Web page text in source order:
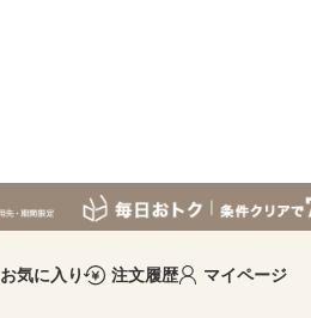
お気に入り 注文履歴 マイページ